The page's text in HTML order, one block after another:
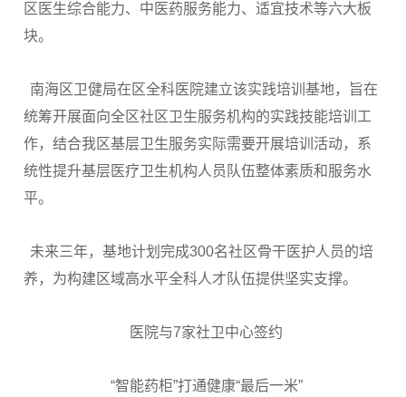
区医生综合能力、中医药服务能力、适宜技术等六大板
块。
南海区卫健局在区全科医院建立该实践培训基地，旨在
统筹开展面向全区社区卫生服务机构的实践技能培训工
作，结合我区基层卫生服务实际需要开展培训活动，系
统性提升基层医疗卫生机构人员队伍整体素质和服务水
平。
未来三年，基地计划完成300名社区骨干医护人员的培
养，为构建区域高水平全科人才队伍提供坚实支撑。
医院与7家社卫中心签约
“智能药柜”打通健康“最后一米”